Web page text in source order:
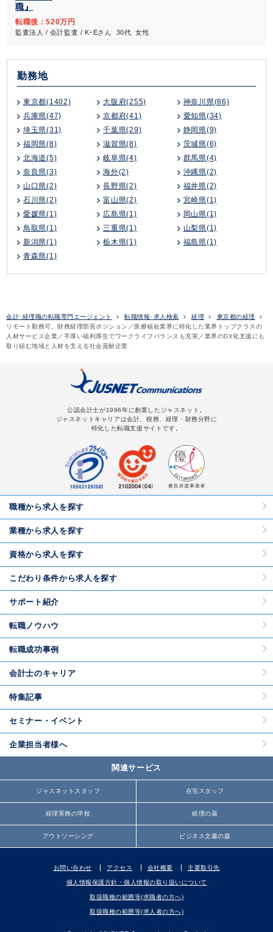
職』
転職後：520万円
監査法人 / 会計監査 / K･Eさん 30代 女性
勤務地
東京都(1402) 大阪府(255)
神奈川県(86)
兵庫県(47)
京都府(41)
愛知県(34)
埼玉県(31)
千葉県(29)
静岡県(9)
福岡県(8)
滋賀県(8)
茨城県(6)
北海道(5)
岐阜県(4)
群馬県(4)
奈良県(3)
海外(2)
沖縄県(2)
山口県(2)
長野県(2)
福井県(2)
石川県(2)
富山県(2)
宮崎県(1)
愛媛県(1)
広島県(1)
岡山県(1)
鳥取県(1)
三重県(1)
山梨県(1)
新潟県(1)
栃木県(1)
福島県(1)
青森県(1)
会計･経理職の転職専門エージェント 転職情報･求人検索 経理
東京都の経理
リモート勤務可。財務経理部長ポジション／医療福祉業界に特化した業界トップクラスの
人材サービス企業／手厚い福利厚生でワークライフバランスも充実／業界のDX化支援にも
取り組む地域と人材を支える社会貢献企業
公認会計士が1996年に創業したジャスネット。
ジャスネットキャリアは会計、税務、経理・財務分野に
特化した転職支援サイトです。
職種から求人を探す
業種から求人を探す
資格から求人を探す
こだわり条件から求人を探す
サポート紹介
転職ノウハウ
転職成功事例
会計士のキャリア
特集記事
セミナー・イベント
企業担当者様へ
関連サービス
ジャスネットスタッフ 在宅スタッフ
経理実務の学校 経理の薬
アウトソーシング ビジネス文書の森
お問い合わせ アクセス 会社概要 主要取引先
個人情報保護方針・個人情報の取り扱いについて
取扱職種の範囲等(求職者の方へ)
取扱職種の範囲等(求人者の方へ)